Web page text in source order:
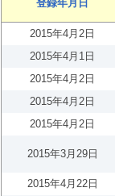
登録年月日
2015年4月2日
2015年4月1日
2015年4月2日
2015年4月2日
2015年4月2日
2015年3月29日
2015年4月22日